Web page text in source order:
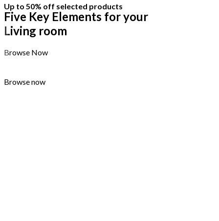
Five Key Elements for your
Living room
Browse Now
Up to 50% off selected products
Browse now